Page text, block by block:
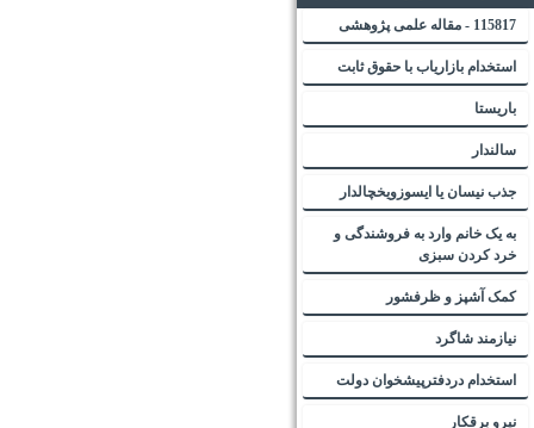
115817 - مقاله علمی پژوهشی
استخدام بازاریاب با حقوق ثابت
باریستا
سالندار
جذب نیسان یا ایسوزویخچالدار
به یک خانم وارد به فروشندگی و
خرد کردن سبزی
کمک آشپز و ظرفشور
نیازمند شاگرد
استخدام دردفترپیشخوان دولت
نیرو برقکار